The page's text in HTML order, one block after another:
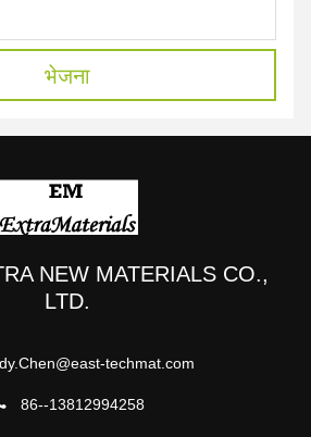
भेजना
NEW MATERIALS CO.,
LTD.
techmat.com
86--13812994258